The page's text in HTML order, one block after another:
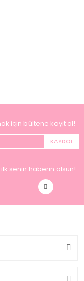
için bültene kayıt ol!
KAYDOL
senin haberin olsun!